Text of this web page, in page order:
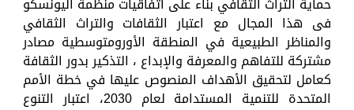
فى هذا المجال مع اعتبار الثقافات والتراث الثقافي
والمناظر الطبيعية في المنطقة الأورومتوسطية مصادر
مشتركة للتفاهم والمعرفة والإبداع ، التذكير بدور الثقافة
كعامل لتحقيق الأهداف المنصوص عليها في خطة الأمم
المتحدة للتنمية المستدامة لعام 2030، اعتبار التنوع